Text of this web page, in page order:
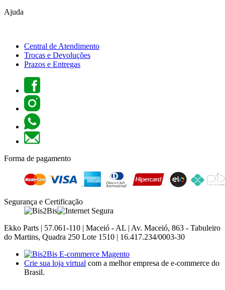
Ajuda
Central de Atendimento
Trocas e Devoluções
Prazos e Entregas
Forma de pagamento
Segurança e Certificação
Ekko Parts | 57.061-110 | Maceió - AL | Av. Maceió, 863 - Tabuleiro
do Martins, Quadra 250 Lote 1510 | 16.417.234/0003-30
Crie sua loja virtual com a melhor empresa de e-commerce do
Brasil.